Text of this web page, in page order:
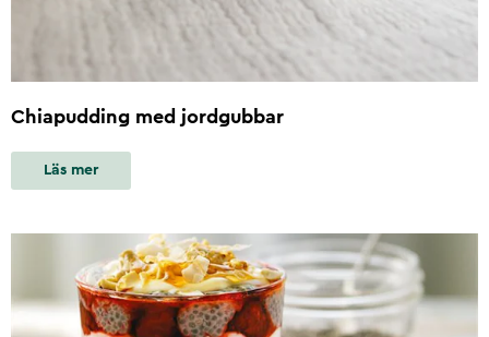
Chiapudding med jordgubbar
Läs mer